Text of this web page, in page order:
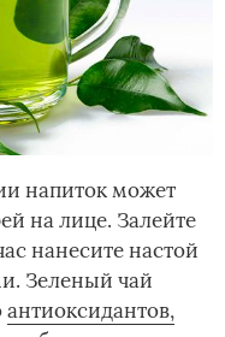
напиток может
на лице. Залейте
нанесите настой
Зеленый чай
антиоксидантов,